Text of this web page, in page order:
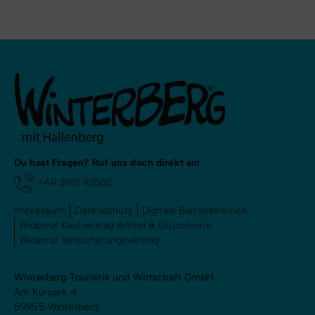
Du hast Fragen? Ruf uns doch direkt an!
+49 2981 92500
Impressum Datenschutz
Digitale Barrierefreiheit
Widerruf Kaufvertrag Artikel & Gutscheine
Widerruf Versicherungsvertrag
Winterberg Touristik und Wirtschaft GmbH
Am Kurpark 4
59955 Winterberg